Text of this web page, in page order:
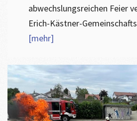
abwechslungsreichen Feier
Erich-Kästner-
[mehr]